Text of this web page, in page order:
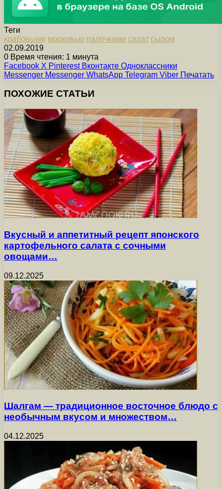
Теги
крабовыми морковью палочками салат сыром
02.09.2019
0 Время чтения: 1 минута
Facebook X Pinterest Вконтакте Одноклассники
Messenger Messenger WhatsApp Telegram Viber Печатать
ПОХОЖИЕ СТАТЬИ
Вкусный и аппетитный рецепт японского
картофельного салата с сочными
овощами…
09.12.2025
Шалгам — традиционное восточное блюдо с
необычным вкусом и множеством…
04.12.2025